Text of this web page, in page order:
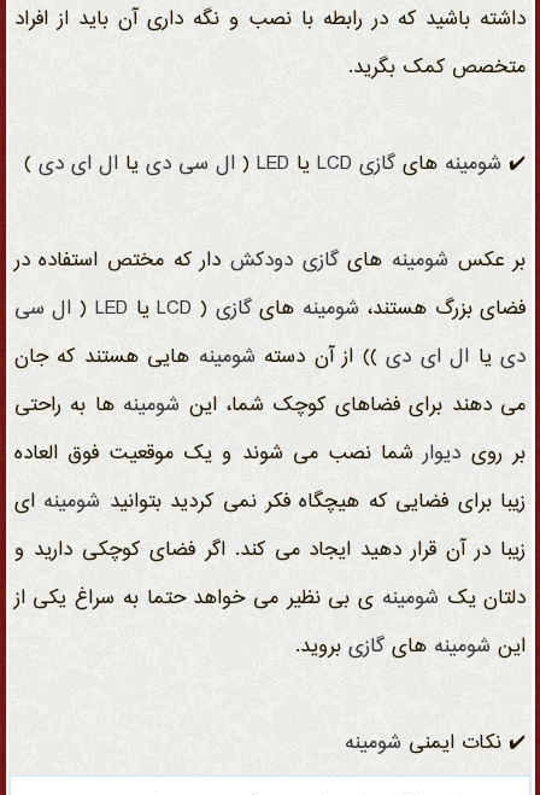
داشته باشید که در رابطه با نصب و نگه داری آن باید از افراد
متخصص کمک بگرید.
✔️ شومینه های گازی LCDیا LED
( ال سی دییا ال ای دی)
بر عکس شومینه هایگازی دودکشدار که مختص استفاده در
فضای بزرگ هستند، شومینه هایگازی (
LCDیا LED
( ال سی
دییا ال ای دی)) از آن دسته شومینه هایی هستند که جان
می دهند برای فضاهای کوچک شما، این شومینه ها به راحتی
بر روی دیوارشما نصب می شوند و یک موقعیت فوق العاده
زیبا برای فضایی که هیچگاه فکر نمی کردید بتوانید شومینه ای
زیبا در آن قرار دهید ایجاد می کند. اگر فضای کوچکی دارید و
دلتان یک شومینه ی بی نظیر می خواهد حتما به سراغ یکی از
این شومینه های گازیبروید.
✔️ نکات ایمنی شومینه